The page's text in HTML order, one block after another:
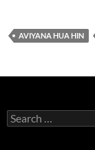
e
b
o
k
itt
er
AVIYANA HUA HIN
Search
for: